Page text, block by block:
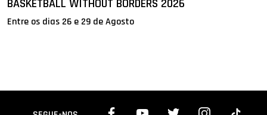
BASKETBALL WITHOUT BORDERS 2026
Entre os dias 26 e 29 de Agosto